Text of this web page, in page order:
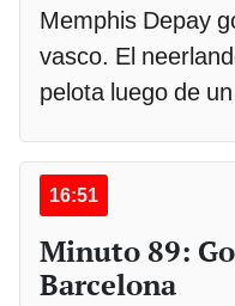
Memphis Depay
vasco. El
pelota luego de
16:51
Minuto 89:
Barcelona